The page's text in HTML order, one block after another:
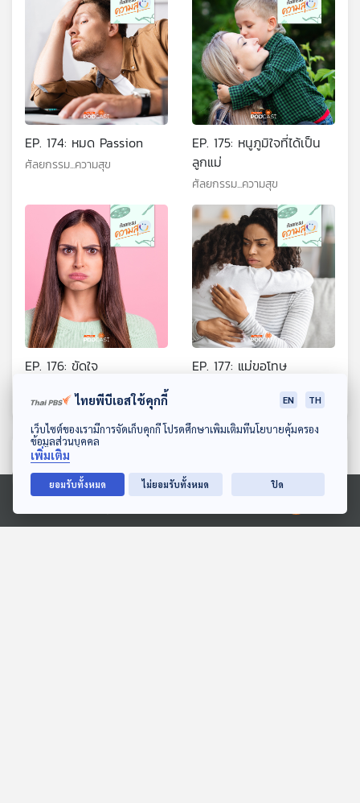
ดาวน์โหลด Thai PBS Podcast Application
Ⓒ 2020 องค์การกระจายเสียงและแพร่ภาพสาธารณะแห่งประเทศไทย
EP. 174: หมด Passion
ศัลยกรรม...ความสุข
EP. 175: หนูภูมิใจที่ได้เป็น
ลูกแม่
ศัลยกรรม...ความสุข
EP. 176: ขัดใจ EP. 177: แม่ขอโทษ
ตอนที่เกี่ยวข้อง
ไทยพีบีเอสใช้คุกกี้ EN TH
เว็บไซต์ของเรามีการจัดเก็บคุกกี้ โปรดศึกษาเพิ่มเติมที่นโยบายคุ้มครอง
ข้อมูลส่วนบุคคล
เพิ่มเติม
ยอมรับทั้งหมด ไม่ยอมรับทั้งหมด ปิด